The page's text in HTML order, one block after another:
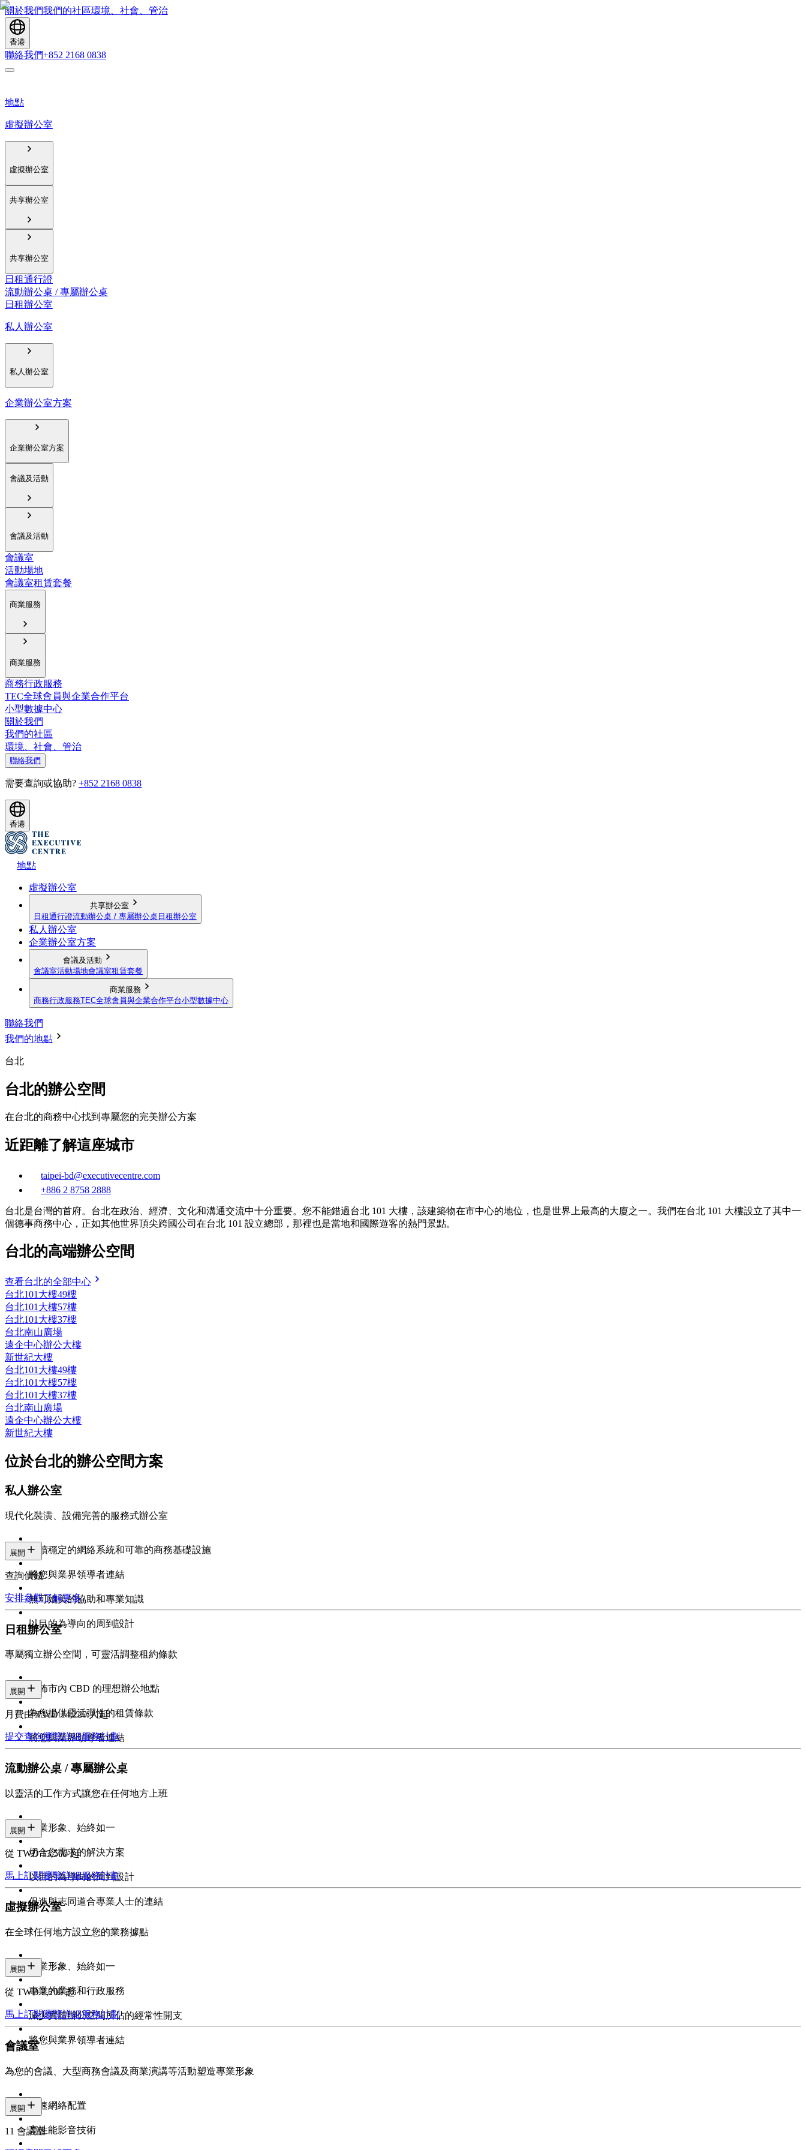
關於我們我們的社區環境、社會、管治
香港
聯絡我們+852 2168 0838
地點
虛擬辦公室
虛擬辦公室
共享辦公室
共享辦公室
日租通行證
流動辦公桌 / 專屬辦公桌
日租辦公室
私人辦公室
私人辦公室
企業辦公室方案
企業辦公室方案
會議及活動
會議及活動
會議室
活動場地
會議室租賃套餐
商業服務
商業服務
商務行政服務
TEC全球會員與企業合作平台
小型數據中心
關於我們
我們的社區
環境、社會、管治
聯絡我們
需要查詢或協助? +852 2168 0838
香港
地點
虛擬辦公室
共享辦公室
日租通行證流動辦公桌 / 專屬辦公桌 日租辦公室
私人辦公室
企業辦公室方案
會議及活動
會議室活動場地會議室租賃套餐
商業服務
商務行政服務TEC全球會員與企業合作平台小型數據中心
聯絡我們
我們的地點
台北
台北的辦公空間
在台北的商務中心找到專屬您的完美辦公方案
近距離了解這座城市
taipei-bd@executivecentre.com
+886 2 8758 2888
台北是台灣的首府。台北在政治、經濟、文化和溝通交流中十分重要。您不能錯過台北 101 大樓，該建築物在市中心的地位，也是世界上最高的大廈之一。我們在台北 101 大樓設立了其中一
個德事商務中心，正如其他世界頂尖跨國公司在台北 101 設立總部，那裡也是當地和國際遊客的熱門景點。
台北的高端辦公空間
查看台北的全部中心
台北101大樓49樓
台北101大樓57樓
台北101大樓37樓
台北南山廣場
遠企中心辦公大樓
新世紀大樓
台北101大樓49樓
台北101大樓57樓
台北101大樓37樓
台北南山廣場
遠企中心辦公大樓
新世紀大樓
位於台北的辦公空間方案
私人辦公室
現代化裝潢、設備完善的服務式辦公室
持續穩定的網絡系統和可靠的商務基礎設施
將您與業界領導者連結
無可媲美的協助和專業知識
以目的為導向的周到設計
展開
查詢價錢
安排參觀了解更多
日租辦公室
專屬獨立辦公空間，可靈活調整租約條款
遍佈市內 CBD 的理想辦公地點
為您提供靈活彈性的租賃條款
將您與業界領導者連結
展開
月費由 TWD 14,220/人起
提交查詢瀏覽詳細服務計劃
流動辦公桌 / 專屬辦公桌
以靈活的工作方式讓您在任何地方上班
專業形象、始終如一
切合您需求的解決方案
以目的為導向的周到設計
促進與志同道合專業人士的連結
展開
從 TWD 13,500 起
馬上訂閱瀏覽詳細服務計劃
虛擬辦公室
在全球任何地方設立您的業務據點
專業形象、始終如一
專業的業務和行政服務
減少實體辦公空間所佔的經常性開支
將您與業界領導者連結
展開
從 TWD 2,700 起
馬上訂閱瀏覽詳細服務計劃
會議室
為您的會議、大型商務會議及商業演講等活動塑造專業形象
高速網絡配置
高性能影音技術
展開
11 會議室